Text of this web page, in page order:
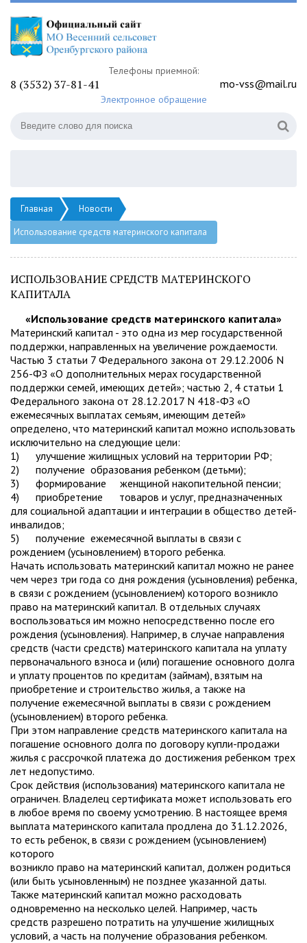
Телефоны приемной:
8 (3532) 37-81-41 mo-vss@mail.ru
Электронное обращение
Главная
Новости
Использование средств материнского капитала
ИСПОЛЬЗОВАНИЕ СРЕДСТВ МАТЕРИНСКОГО
КАПИТАЛА
«Использование средств материнского капитала»
Материнский капитал - это одна из мер государственной
поддержки, направленных на увеличение рождаемости.
Частью 3 статьи 7 Федерального закона от 29.12.2006 N
256-ФЗ «О дополнительных мерах государственной
поддержки семей, имеющих детей»; частью 2, 4 статьи 1
Федерального закона от 28.12.2017 N 418-ФЗ «О
ежемесячных выплатах семьям, имеющим детей»
определено, что материнский капитал можно использовать
исключительно на следующие цели:
1) улучшение жилищных условий на территории РФ;
2) получение образования ребенком (детьми);
3) формирование женщиной накопительной пенсии;
4) приобретение товаров и услуг, предназначенных
для социальной адаптации и интеграции в общество детей-
инвалидов;
5) получение ежемесячной выплаты в связи с
рождением (усыновлением) второго ребенка.
Начать использовать материнский капитал можно не ранее
чем через три года со дня рождения (усыновления) ребенка,
в связи с рождением (усыновлением) которого возникло
право на материнский капитал. В отдельных случаях
воспользоваться им можно непосредственно после его
рождения (усыновления). Например, в случае направления
средств (части средств) материнского капитала на уплату
первоначального взноса и (или) погашение основного долга
и уплату процентов по кредитам (займам), взятым на
приобретение и строительство жилья, а также на
получение ежемесячной выплаты в связи с рождением
(усыновлением) второго ребенка.
При этом направление средств материнского капитала на
погашение основного долга по договору купли-продажи
жилья с рассрочкой платежа до достижения ребенком трех
лет недопустимо.
Срок действия (использования) материнского капитала не
ограничен. Владелец сертификата может использовать его
в любое время по своему усмотрению. В настоящее время
выплата материнского капитала продлена до 31.12.2026,
то есть ребенок, в связи с рождением (усыновлением)
которого
возникло право на материнский капитал, должен родиться
(или быть усыновленным) не позднее указанной даты.
Также материнский капитал можно расходовать
одновременно на несколько целей. Например, часть
средств разрешено потратить на улучшение жилищных
условий, а часть на получение образования ребенком.